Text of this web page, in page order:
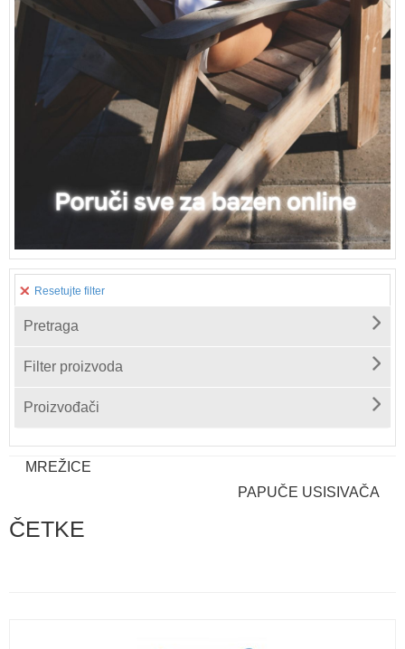
Resetujte filter
Pretraga
Filter proizvoda
Proizvođači
MREŽICE
PAPUČE USISIVAČA
ČETKE